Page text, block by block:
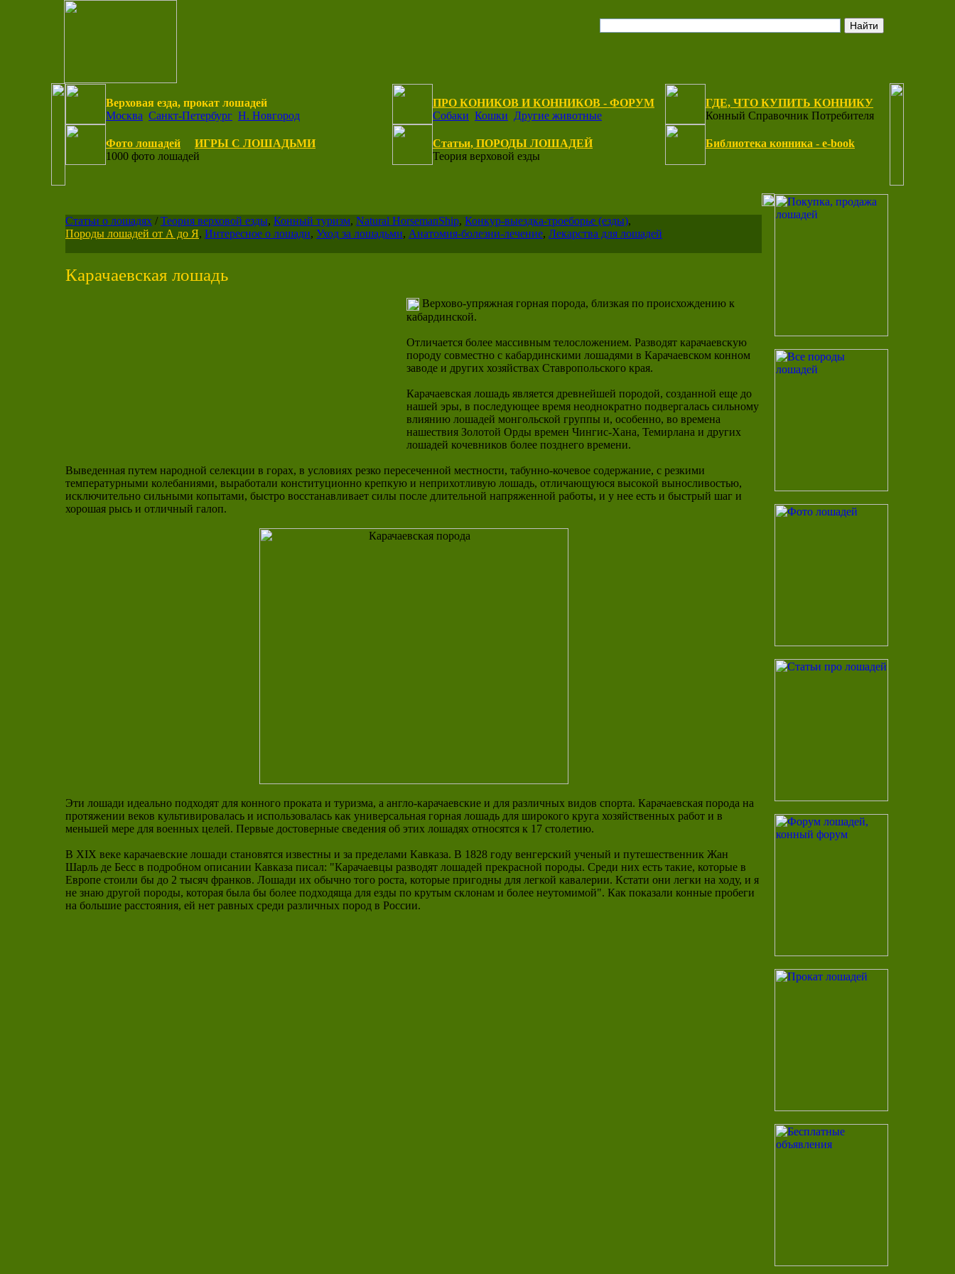
Верховая езда, прокат лошадей
Москва Санкт-Петербург Н. Новгород
ПРО КОНИКОВ И КОННИКОВ - ФОРУМ
Собаки Кошки Другие животные
ГДЕ, ЧТО КУПИТЬ КОННИКУ
Конный Справочник Потребителя
Фото лошадей
ИГРЫ С ЛОШАДЬМИ
1000 фото лошадей
Статьи, ПОРОДЫ ЛОШАДЕЙ
Теория верховой езды
Библиотека конника - e-book
Статьи о лошадях / Теория верховой езды, Конный туризм, Natural HorsemanShip, Конкур-выездка-троеборье (езды),
Породы лошадей от А до Я, Интересное о лошади, Уход за лошадьми, Анатомия-болезни-лечение, Лекарства для лошадей
Карачаевская лошадь
Верхово-упряжная горная порода, близкая по происхождению к
кабардинской.
Отличается более массивным телосложением. Разводят карачаевскую
породу совместно с кабардинскими лошадями в Карачаевском конном
заводе и других хозяйствах Ставропольского края.
Карачаевская лошадь является древнейшей породой, созданной еще до
нашей эры, в последующее время неоднократно подвергалась сильному
влиянию лошадей монгольской группы и, особенно, во времена
нашествия Золотой Орды времен Чингис-Хана, Темирлана и других
лошадей кочевников более позднего времени.
Выведенная путем народной селекции в горах, в условиях резко пересеченной местности, табунно-кочевое содержание, с резкими
температурными колебаниями, выработали конституционно крепкую и неприхотливую лошадь, отличающуюся высокой выносливостью,
исключительно сильными копытами, быстро восстанавливает силы после длительной напряженной работы, и у нее есть и быстрый шаг и
хорошая рысь и отличный галоп.
Эти лошади идеально подходят для конного проката и туризма, а англо-карачаевские и для различных видов спорта. Карачаевская порода на
протяжении веков культивировалась и использовалась как универсальная горная лошадь для широкого круга хозяйственных работ и в
меньшей мере для военных целей. Первые достоверные сведения об этих лошадях относятся к 17 столетию.
В XIX веке карачаевские лошади становятся известны и за пределами Кавказа. В 1828 году венгерский ученый и путешественник Жан
Шарль де Бесс в подробном описании Кавказа писал: "Карачаевцы разводят лошадей прекрасной породы. Среди них есть такие, которые в
Европе стоили бы до 2 тысяч франков. Лошади их обычно того роста, которые пригодны для легкой кавалерии. Кстати они легки на ходу, и я
не знаю другой породы, которая была бы более подходяща для езды по крутым склонам и более неутомимой". Как показали конные пробеги
на большие расстояния, ей нет равных среди различных пород в России.